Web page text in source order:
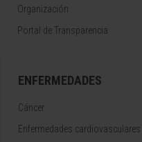
Organización
Portal de Transparencia
ENFERMEDADES
Cáncer
Enfermedades cardiovasculares